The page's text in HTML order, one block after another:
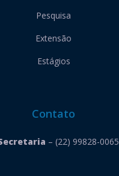
Pesquisa
Extensão
Estágios
Contato
– (22) 99828-0065